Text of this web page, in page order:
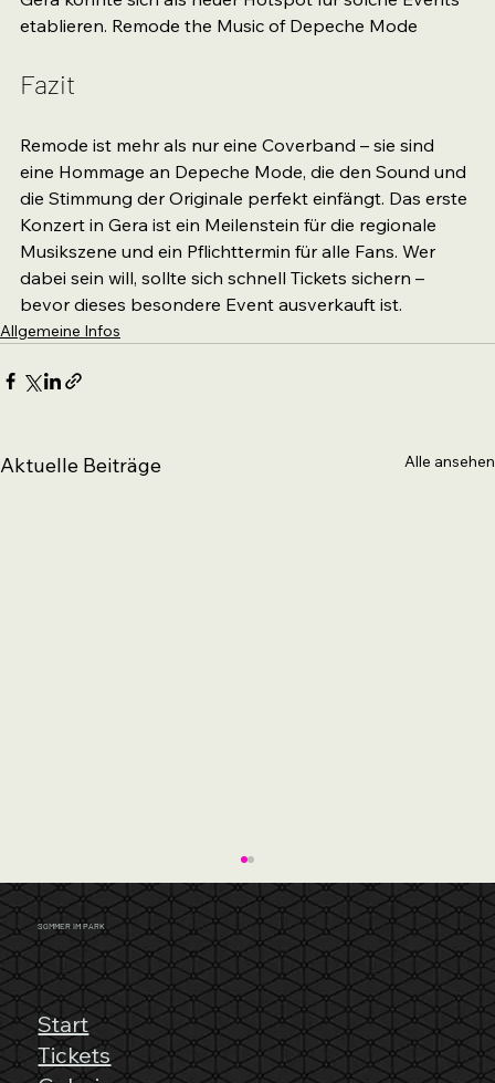
etablieren. Remode the Music of Depeche Mode
Fazit
Remode ist mehr als nur eine Coverband – sie sind
eine Hommage an Depeche Mode, die den Sound und
die Stimmung der Originale perfekt einfängt. Das erste
Konzert in Gera ist ein Meilenstein für die regionale
Musikszene und ein Pflichttermin für alle Fans. Wer
dabei sein will, sollte sich schnell Tickets sichern –
bevor dieses besondere Event ausverkauft ist.
Allgemeine Infos
Aktuelle Beiträge Alle ansehen
SOMMER IM PARK
Start
Tickets